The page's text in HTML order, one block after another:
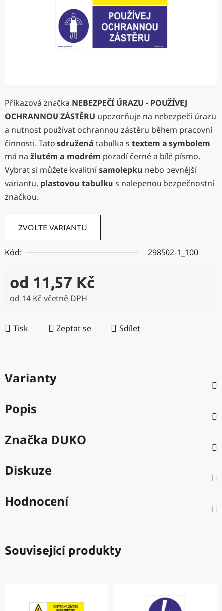
Příkazová značka NEBEZPEČÍ ÚRAZU - POUŽÍVEJ
OCHRANNOU ZÁSTĚRU upozorňuje na nebezpečí úrazu
a nutnost používat ochrannou zástěru během pracovní
činnosti. Tato sdružená tabulka s textem a symbolem
má na žlutém a modrém pozadí černé a bílé písmo.
Vybrat si můžete kvalitnísamolepku nebo pevnější
variantu, plastovou tabulku s nalepenou bezpečnostní
značkou.
ZVOLTE VARIANTU
Kód: 298502-1_100
od 11,57 Kč
od 14 Kč včetně DPH
Tisk
Zeptat se Sdílet
Varianty
Popis
Značka DUKO
Diskuze
Hodnocení
Související produkty